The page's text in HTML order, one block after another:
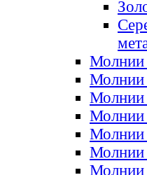
Молнии
Молнии
Молнии
Молнии
Молнии
Молнии
Молнии